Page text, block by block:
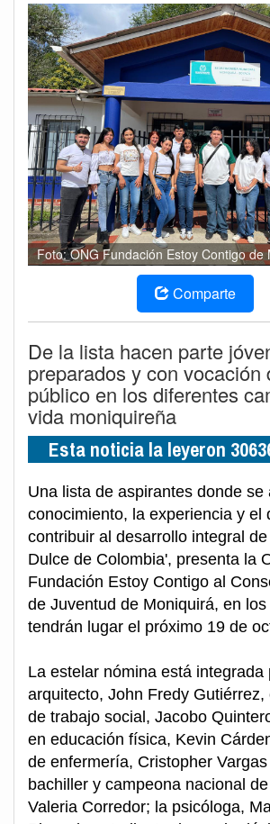
Foto: ONG Fundación Estoy Contigo de
Comparte
De la lista hacen parte
preparados y con vocación
público en los diferentes
vida moniquireña
Esta noticia la leyeron
Una lista de aspirantes donde se
conocimiento, la experiencia y el
contribuir al desarrollo integral
Dulce de Colombia', presenta la
Fundación Estoy Contigo al
de Juventud de Moniquirá, en
tendrán lugar el próximo 19 de
La estelar nómina está integrada
arquitecto, John Fredy Gutiérrez,
de trabajo social, Jacobo
en educación física, Kevin
de enfermería, Cristopher
bachiller y campeona nacional
Valeria Corredor; la psicóloga,